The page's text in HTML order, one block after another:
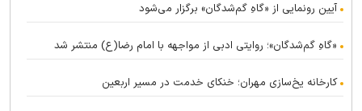
آیین رونمایی از «گاهِ گم‌شدگان» برگزار می‌شود
«گاهِ گم‌شدگان»؛ روایتی ادبی از مواجهه با امام رضا(ع) منتشر شد
کارخانه یخ‌سازی مهران؛ خنکای خدمت در مسیر اربعین